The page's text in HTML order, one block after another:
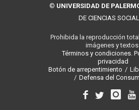
© UNIVERSIDAD DE
DE CIENCIAS
Prohibida la reproducción
imágenes y
Términos y condiciones.
privacidad
Botón de arrepentimiento /
/ Defensa del